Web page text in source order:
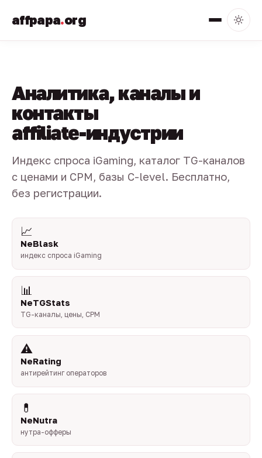
affpapa.org
Аналитика, каналы и
контакты
affiliate-индустрии
Индекс спроса iGaming, каталог TG-каналов
с ценами и CPM, базы C-level. Бесплатно,
без регистрации.
📈
NeBlask
индекс спроса iGaming
📊
NeTGStats
TG-каналы, цены, CPM
⚠️
NeRating
антирейтинг операторов
💊
NeNutra
нутра-офферы